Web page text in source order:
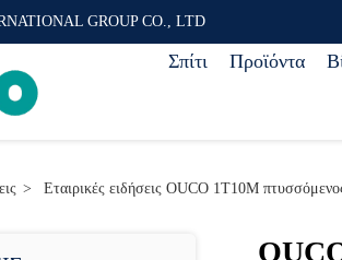
GROUP CO., LTD
Σπίτι Προϊόντα
> Εταιρικές ειδήσεις OUCO 1T10M